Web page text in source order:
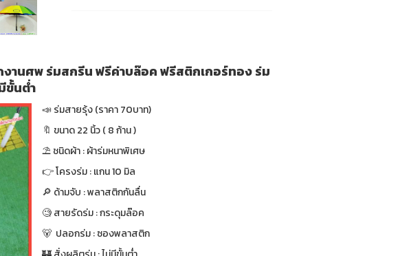
งานศพ ร่มสกรีน ฟรีค่าบล๊อค ฟรีสติกเกอร์ทอง ร่ม
ขั้นต่ำ
📣 ร่มสายรุ้ง (ราคา 70บาท)
🔖 ขนาด 22 นิ้ว ( 8 ก้าน )
⛱ ชนิดผ้า : ผ้าร่มหนาพิเศษ
👉 โครงร่ม : แกน 10 มิล
🔎 ด้ามจับ : พลาสติกกันลื่น
🧐 สายรัดร่ม : กระดุมล๊อค
🐻 ปลอกร่ม : ซองพลาสติก